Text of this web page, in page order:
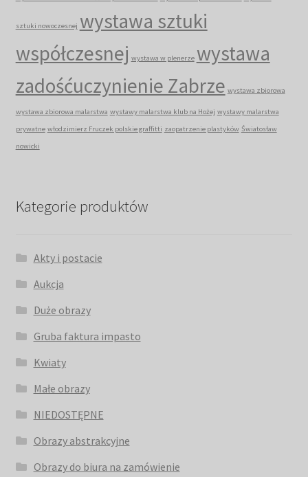
sztuki nowoczesnej wystawa sztuki
współczesnej wystawa w plenerze wystawa
zadośćuczynienie Zabrze wystawa zbiorowa
wystawa zbiorowa malarstwa wystawy malarstwa klub na Hożej wystawy malarstwa
prywatne włodzimierz Fruczek polskie graffitti zaopatrzenie plastyków Światosław
nowicki
Kategorie produktów
Akty i postacie
Aukcja
Duże obrazy
Gruba faktura impasto
Kwiaty
Małe obrazy
NIEDOSTĘPNE
Obrazy abstrakcyjne
Obrazy do biura na zamówienie